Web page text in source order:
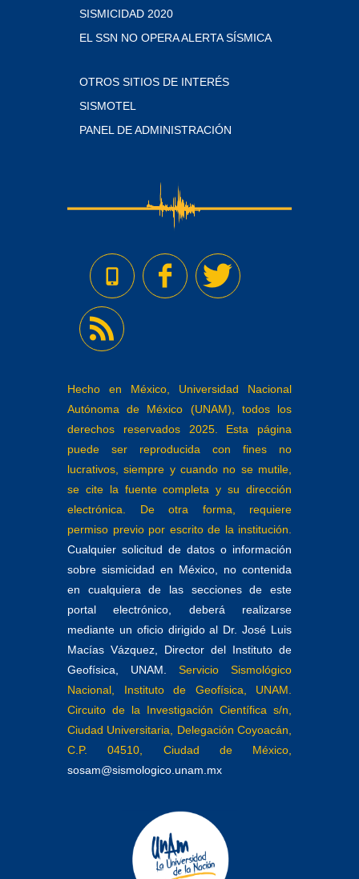
SISMICIDAD 2020
EL SSN NO OPERA ALERTA SÍSMICA
OTROS SITIOS DE INTERÉS
SISMOTEL
PANEL DE ADMINISTRACIÓN
Hecho en México, Universidad Nacional
Autónoma de México (UNAM), todos los
derechos reservados 2025. Esta página
puede ser reproducida con fines no
lucrativos, siempre y cuando no se mutile,
se cite la fuente completa y su dirección
electrónica. De otra forma, requiere
permiso previo por escrito de la institución.
Cualquier solicitud de datos o información
sobre sismicidad en México, no contenida
en cualquiera de las secciones de este
portal electrónico, deberá realizarse
mediante un oficio dirigido al Dr. José Luis
Macías Vázquez, Director del Instituto de
Geofísica, UNAM.
Servicio Sismológico
Nacional, Instituto de Geofísica, UNAM.
Circuito de la Investigación Científica s/n,
Ciudad Universitaria, Delegación Coyoacán,
C.P. 04510, Ciudad de México,
sosam@sismologico.unam.mx